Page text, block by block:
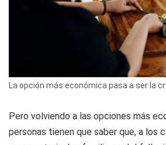
La opción más económica pasa a ser la
Pero volviendo a las opciones más
personas tienen que saber que, a los